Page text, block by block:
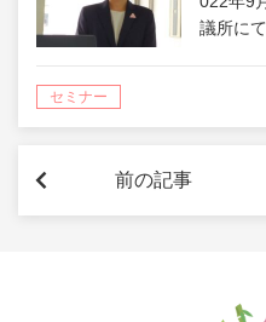
議所に
セミナー
前の記事